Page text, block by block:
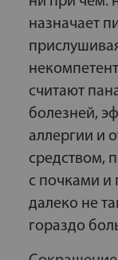
назначает
считают
болезней,
аллергии и
средством,
с почками и
далеко не
гораздо